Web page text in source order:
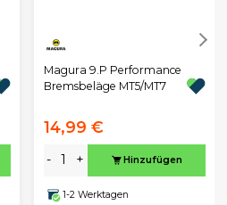
Magura 9.P Performance
Bremsbeläge MT5/MT7
14,99 €
- + Hinzufügen
1-2 Werktagen